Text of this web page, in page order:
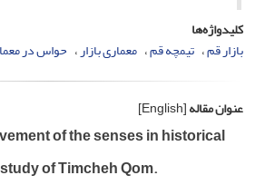
کلیدواژه‌ها
بازار قم تیمچه قم معماری بازار حواس در
عنوان مقاله[English]
of the senses in historical
of Timcheh Qom.